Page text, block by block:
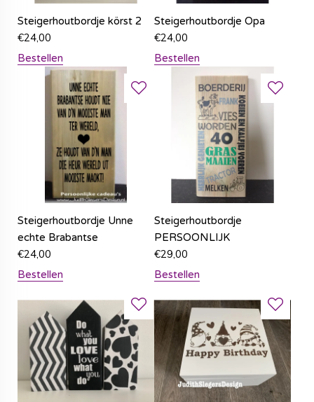
Steigerhoutbordje körst 2
€24,00
Bestellen
Steigerhoutbordje Opa
€24,00
Bestellen
Steigerhoutbordje Unne
echte Brabantse
€24,00
Bestellen
Steigerhoutbordje
PERSOONLIJK
€29,00
Bestellen